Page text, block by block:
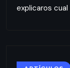
explicaros cual